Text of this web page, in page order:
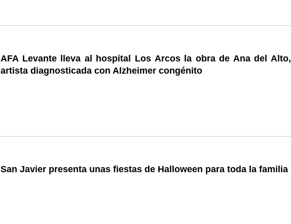
AFA Levante lleva al hospital Los Arcos la obra de Ana del Alto,
artista diagnosticada con Alzheimer congénito
San Javier presenta unas fiestas de Halloween para toda la familia